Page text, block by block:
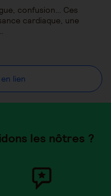
confusion… Ces
cardiaque, une
lien
les nôtres ?